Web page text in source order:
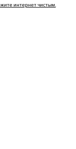
интернет чистым.